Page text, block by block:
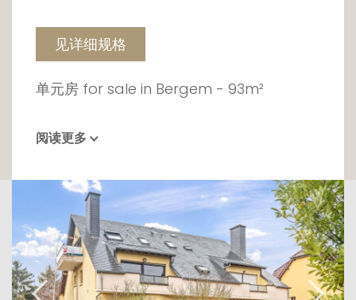
见详细规格
单元房 for sale in Bergem - 93m²
阅读更多